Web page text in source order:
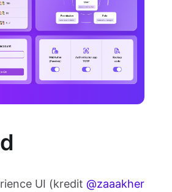
UI (kredit @zaaakher